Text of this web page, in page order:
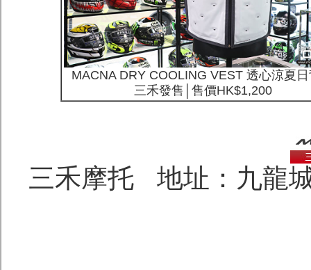
MACNA DRY COOLING VEST 透心涼夏
三禾發售│售價HK$1,200
三禾摩托 地址：九龍